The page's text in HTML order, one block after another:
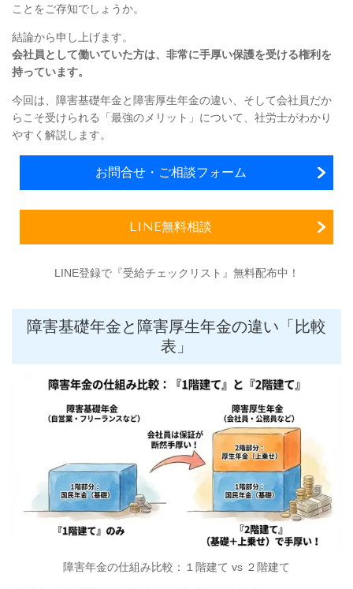
ことをご存知でしょうか。
結論から申し上げます。
会社員として働いていた方は、非常に手厚い保護を受ける権利を
持っています。
今回は、障害基礎年金と障害厚生年金の違い、そして会社員だか
らこそ受けられる「最強のメリット」について、社労士がわかり
やすく解説します。
お問合せ・ご相談フォーム
LINE無料相談
LINE登録で『受給チェックリスト』無料配布中！
障害基礎年金と障害厚生年金の違い「比較
表」
障害年金の仕組み比較：１階建て vs ２階建て